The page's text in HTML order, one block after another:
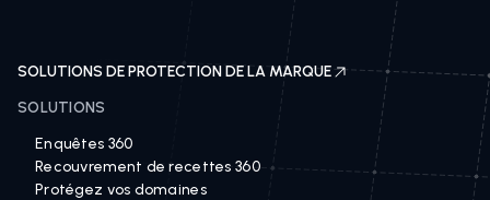
SOLUTIONS DE PROTECTION DE LA MARQUE
SOLUTIONS
Enquêtes 360
Recouvrement de recettes 360
Protégez vos domaines